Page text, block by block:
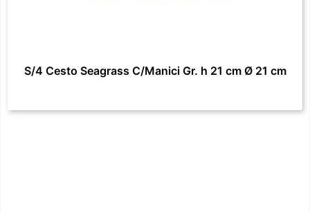
S/4 Cesto Seagrass C/Manici Gr. h 21 cm Ø 21 cm